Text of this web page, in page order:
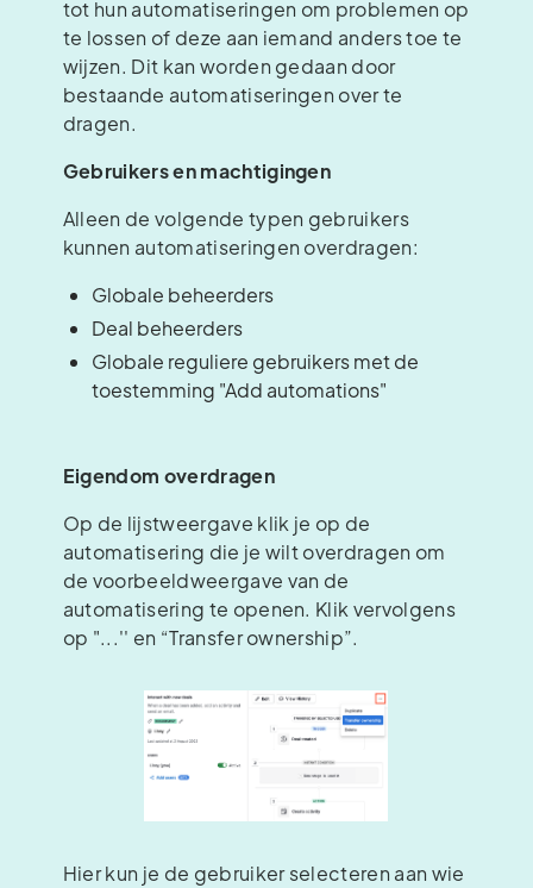
tot hun automatiseringen om problemen op
te lossen of deze aan iemand anders toe te
wijzen. Dit kan worden gedaan door
bestaande automatiseringen over te
dragen.
Gebruikers en machtigingen
Alleen de volgende typen gebruikers
kunnen automatiseringen overdragen:
Globale beheerders
Deal beheerders
Globale reguliere gebruikers met de
toestemming "Add automations"
Eigendom overdragen
Op de lijstweergave klik je op de
automatisering die je wilt overdragen om
de voorbeeldweergave van de
automatisering te openen. Klik vervolgens
op "...'' en “Transfer ownership”.
Hier kun je de gebruiker selecteren aan wie